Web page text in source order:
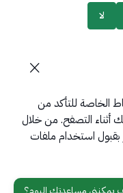
لا
الخاصة للتأكد من
التصفح. من خلال
بقبول استخدام ملفات